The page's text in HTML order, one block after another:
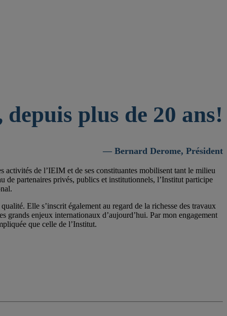
plus de 20 ans!
— Bernard Derome, Président
activités de l’IEIM et de ses constituantes mobilisent tant le milieu
de partenaires privés, publics et institutionnels, l’Institut participe
Elle s’inscrit également au regard de la richesse des travaux
grands enjeux internationaux d’aujourd’hui. Par mon engagement
que celle de l’Institut.